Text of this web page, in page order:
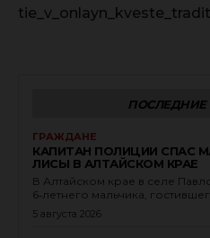
ПОСЛЕДНИЕ
ГРАЖДАНЕ
КАПИТАН ПОЛИЦИИ СПАС
ЛИСЫ В АЛТАЙСКОМ КРАЕ
В Алтайском крае в селе
6‑летнего мальчика,
5 августа 2026